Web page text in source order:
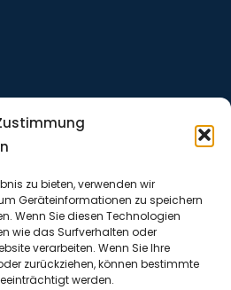
zu bieten, verwenden wir
Geräteinformationen zu speichern
Wenn Sie diesen Technologien
wie das Surfverhalten oder
verarbeiten. Wenn Sie Ihre
zurückziehen, können bestimmte
werden.